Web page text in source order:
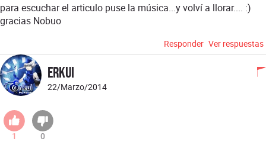
para escuchar el articulo puse la música...y volví a llorar.... :)
gracias Nobuo
Responder Ver respuestas
Erkui
22/Marzo/2014
1 0